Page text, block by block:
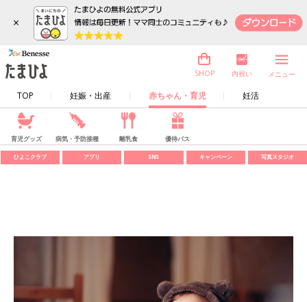
×
TOP 妊娠・出産 赤ちゃん・育児 妊活
SHOP 内祝い メニュー
育児グッズ 病気・予防接種 離乳食 優待パス
ひよこクラブ アプリ SNS キャンペーン 写真スタジオ